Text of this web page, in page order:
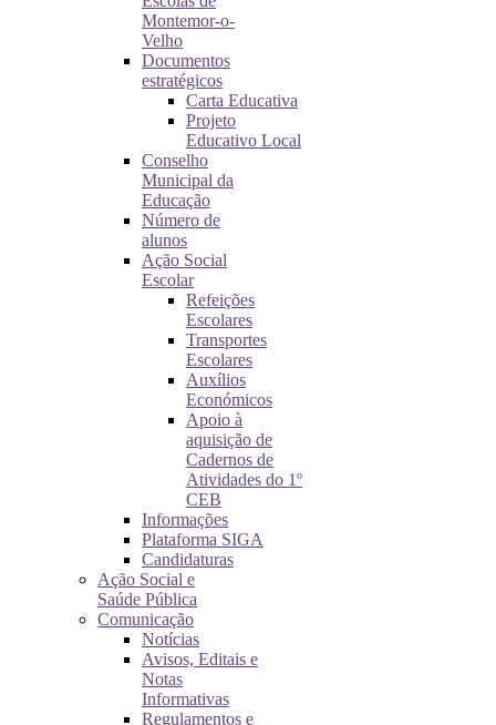
Montemor-o-
Velho
Documentos
estratégicos
Carta Educativa
Projeto
Educativo Local
Conselho
Municipal da
Educação
Número de
alunos
Ação Social
Escolar
Refeições
Escolares
Transportes
Escolares
Auxílios
Económicos
Apoio à
aquisição de
Cadernos de
Atividades do 1º
CEB
Informações
Plataforma SIGA
Candidaturas
Ação Social e
Saúde Pública
Comunicação
Notícias
Avisos, Editais e
Notas
Informativas
Regulamentos e